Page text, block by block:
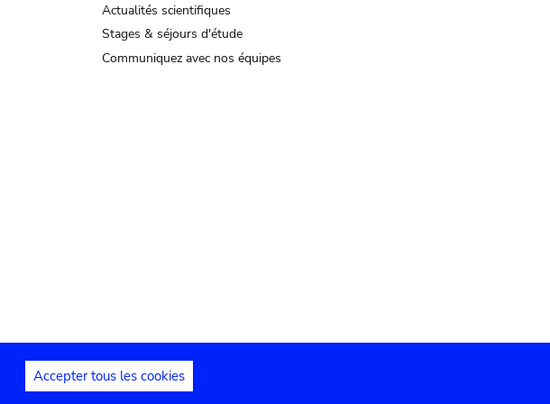
Actualités scientifiques
Stages & séjours d'étude
Communiquez avec nos équipes
Accepter tous les cookies